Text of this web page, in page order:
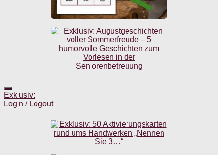
Exklusiv:
Login / Logout